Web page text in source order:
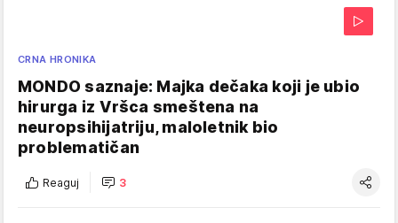
CRNA HRONIKA
MONDO saznaje: Majka dečaka koji je ubio
hirurga iz Vršca smeštena na
neuropsihijatriju, maloletnik bio
problematičan
Reaguj 3